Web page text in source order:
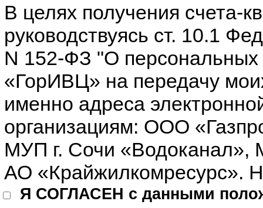
В целях получения счета-
руководствуясь ст. 10.1
N 152-ФЗ "О
«ГорИВЦ» на передачу
именно адреса
организациям: ООО
МУП г. Сочи «Водоканал»,
АО
Я СОГЛАСЕН с данными